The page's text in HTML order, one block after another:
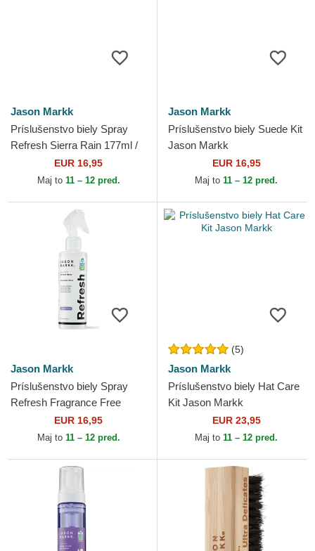
Jason Markk
Príslušenstvo biely Spray
Refresh Sierra Rain 177ml /
6oz Jason Markk
EUR 16,95
Maj to 11 – 12 pred.
Jason Markk
Príslušenstvo biely Suede Kit
Jason Markk
EUR 16,95
Maj to 11 – 12 pred.
Jason Markk
Príslušenstvo biely Spray
Refresh Fragrance Free
177ml / 6oz Jason Markk
EUR 16,95
Maj to 11 – 12 pred.
(5)
Jason Markk
Príslušenstvo biely Hat Care
Kit Jason Markk
EUR 23,95
Maj to 11 – 12 pred.